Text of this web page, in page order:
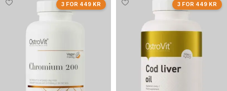
3 FOR 449 KR 3 FOR 449 KR